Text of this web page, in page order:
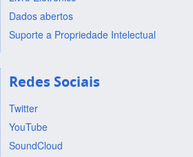
Dados abertos
Suporte a Propriedade Intelectual
Redes Sociais
Twitter
YouTube
SoundCloud